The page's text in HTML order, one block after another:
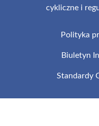
cykliczne i
Polityka
Biuletyn
Standardy